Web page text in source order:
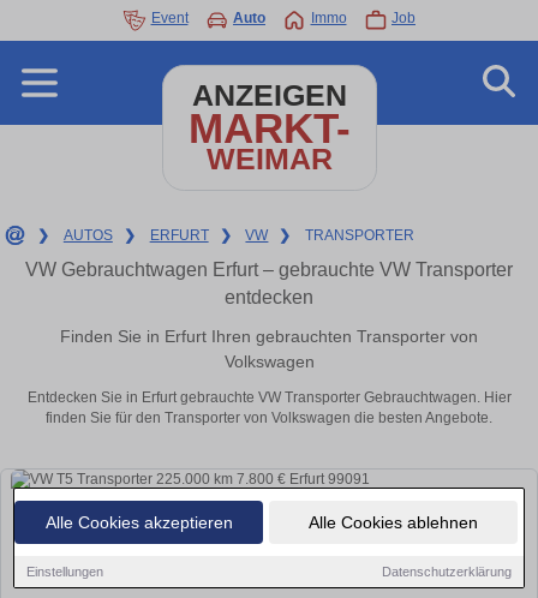
Alle Cookies akzeptieren Alle Cookies ablehnen
Einstellungen Datenschutzerklärung
Event Auto Immo Job
ANZEIGEN
MARKT-
WEIMAR
❯ AUTOS ❯ ERFURT ❯ VW ❯ TRANSPORTER
VW Gebrauchtwagen Erfurt – gebrauchte VW Transporter
entdecken
Finden Sie in Erfurt Ihren gebrauchten Transporter von
Volkswagen
Entdecken Sie in Erfurt gebrauchte VW Transporter Gebrauchtwagen. Hier
finden Sie für den Transporter von Volkswagen die besten Angebote.